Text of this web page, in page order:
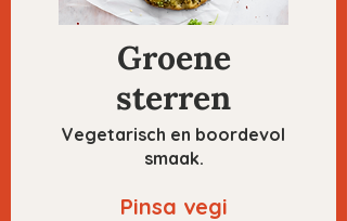
Groene
sterren
Vegetarisch en boordevol
smaak.
Pinsa vegi